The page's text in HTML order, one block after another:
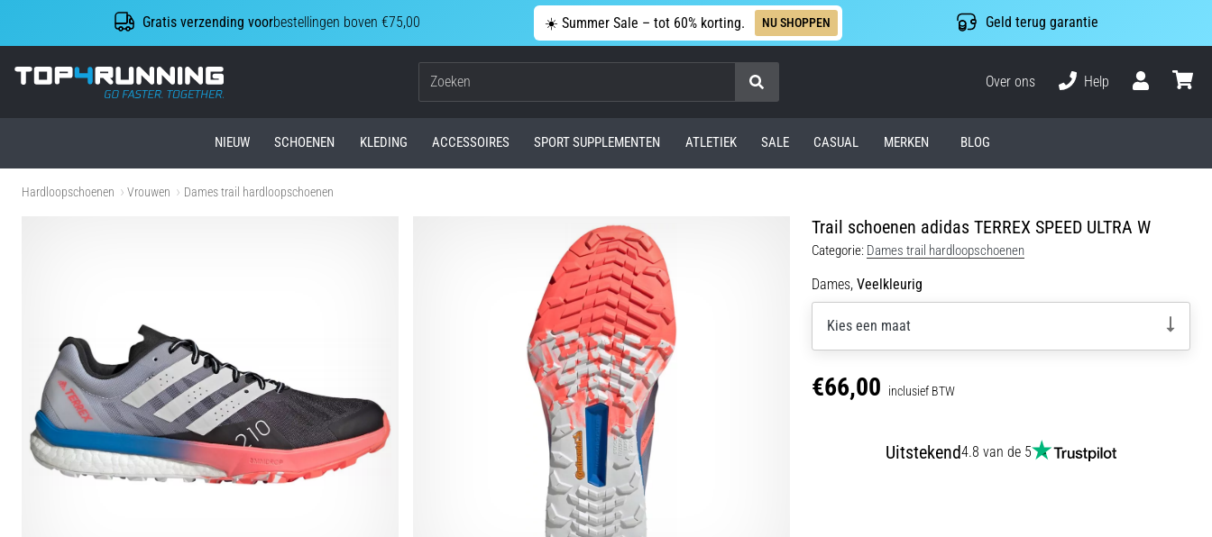
Gratis verzending voorbestellingen boven €75,00 ☀️ Summer Sale – tot 60% korting. NU SHOPPEN Geld terug garantie
Top4Running.nl
Zoeken
Over ons
Help
NIEUW SCHOENEN KLEDING ACCESSOIRES SPORT SUPPLEMENTEN ATLETIEK SALE CASUAL MERKEN BLOG
Hardloopschoenen Vrouwen Dames trail hardloopschoenen
Trail schoenen adidas TERREX SPEED ULTRA W
Categorie: Dames trail hardloopschoenen
Dames, Veelkleurig
Kies een maat
€66,00 inclusief BTW
Uitstekend4.8 van de 5